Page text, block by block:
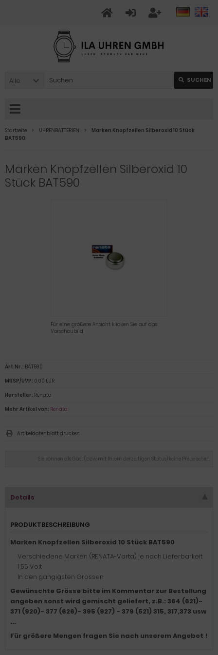
Alle SUCHEN
Startseite UHRENBATTERIEN
Marken Knopfzellen Silberoxid 10 Stück
BAT590
Marken Knopfzellen Silberoxid 10
Stück BAT590
Für eine größere Ansicht klicken Sie auf das
Vorschaubild
Sie können als Gast (bzw. mit Ihrem derzeitigen Status) keine Preise sehen.
Art.Nr.: BAT590
MRSP/UVP: 0,00 EUR
Hersteller: Renata
Mehr Artikel von: Renata
Artikeldatenblatt drucken
Details
PRODUKTBESCHREIBUNG
Marken Knopfzellen Silberoxid 10 Stück BAT590
Verschiedene Marken (RENATA-Varta) je nach Lieferbarkeit
1,55 Volt
In den gängigsten Grössen
Gewünschte Grösse bitte im Kommentar zur Bestellung
angeben sonst wird gemischt geliefert, z.B.: 364 (621)-
371 (920)- 377 (626)- 395 (927) - 379 (521) 315, 317,373 usw
...
Für größere Mengen fragen Sie nach unserem Angebot !